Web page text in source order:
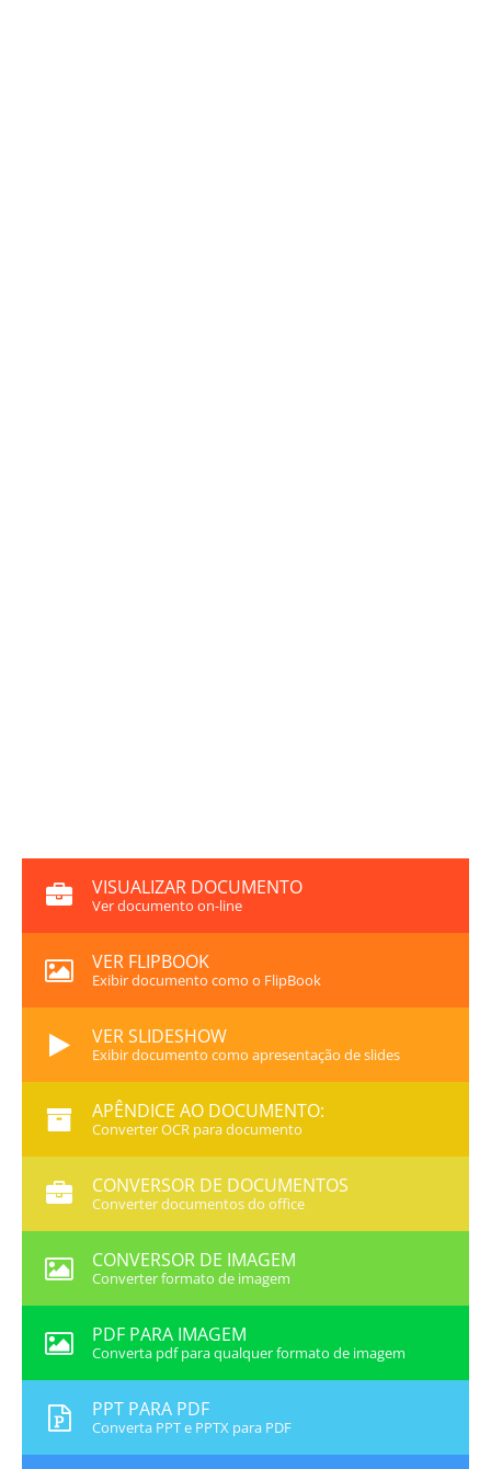
VISUALIZAR DOCUMENTO
Ver documento on-line
VER FLIPBOOK
Exibir documento como o FlipBook
VER SLIDESHOW
Exibir documento como apresentação de slides
APÊNDICE AO DOCUMENTO:
Converter OCR para documento
CONVERSOR DE DOCUMENTOS
Converter documentos do office
CONVERSOR DE IMAGEM
Converter formato de imagem
PDF PARA IMAGEM
Converta pdf para qualquer formato de imagem
PPT PARA PDF
Converta PPT e PPTX para PDF